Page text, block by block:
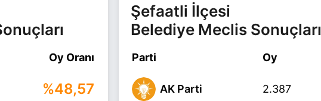
Oy Oranı
%48,57
Şefaatli İlçesi
Belediye Meclis Sonuçları
Parti Oy
AK Parti 2.387